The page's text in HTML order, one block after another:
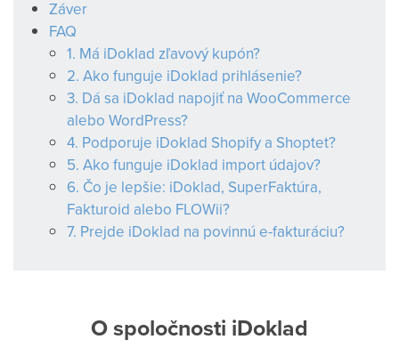
Záver
FAQ
1. Má iDoklad zľavový kupón?
2. Ako funguje iDoklad prihlásenie?
3. Dá sa iDoklad napojiť na WooCommerce
alebo WordPress?
4. Podporuje iDoklad Shopify a Shoptet?
5. Ako funguje iDoklad import údajov?
6. Čo je lepšie: iDoklad, SuperFaktúra,
Fakturoid alebo FLOWii?
7. Prejde iDoklad na povinnú e-fakturáciu?
O spoločnosti iDoklad